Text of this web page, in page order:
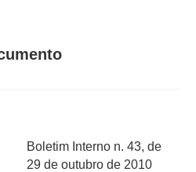
Boletim Interno n. 43, de
29 de outubro de 2010